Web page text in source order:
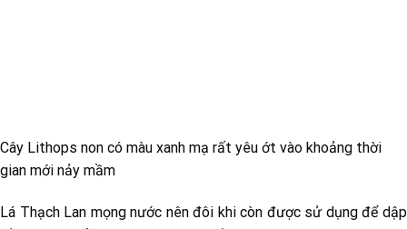
Cây Lithops non có màu xanh mạ rất yêu ớt vào khoảng thời
gian mới nảy mầm
Lá Thạch Lan mọng nước nên đôi khi còn được sử dụng để dập